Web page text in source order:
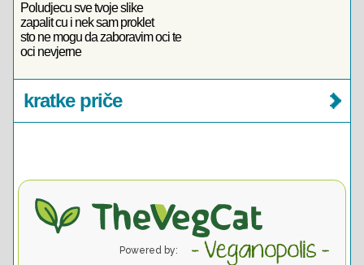
Poludjecu sve tvoje slike
zapalit cu i nek sam proklet
sto ne mogu da zaboravim oci te
oci nevjerne
kratke priče